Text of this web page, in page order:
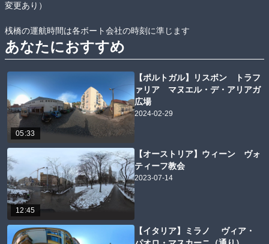
変更あり）
桟橋の運航時間は各ボート会社の時刻に準じます
あなたにおすすめ
05:33
【ポルトガル】リスボン トラフ
ァリア マヌエル・デ・アリアガ
広場
2024-02-29
12:45
【オーストリア】ウィーン ヴォ
ティーフ教会
2023-07-14
【イタリア】ミラノ ヴィア・